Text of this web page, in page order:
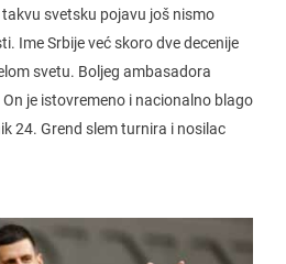
svetsku pojavu još nismo
Ime Srbije već skoro dve decenije
svetu. Boljeg ambasadora
je istovremeno i nacionalno blago
24. Grend slem turnira i nosilac